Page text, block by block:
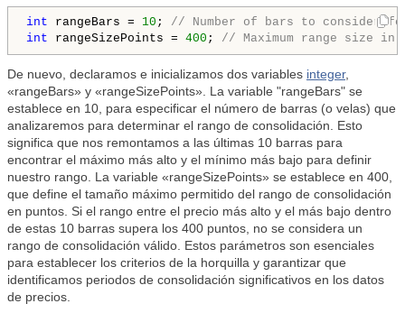
int rangeBars = 10 ; // Number of bars to consider
int rangeSizePoints = 400 ; // Maximum range size in
De nuevo, declaramos e inicializamos dos variables integer,
«rangeBars» y «rangeSizePoints». La variable "rangeBars" se
establece en 10, para especificar el número de barras (o velas) que
analizaremos para determinar el rango de consolidación. Esto
significa que nos remontamos a las últimas 10 barras para
encontrar el máximo más alto y el mínimo más bajo para definir
nuestro rango. La variable «rangeSizePoints» se establece en 400,
que define el tamaño máximo permitido del rango de consolidación
en puntos. Si el rango entre el precio más alto y el más bajo dentro
de estas 10 barras supera los 400 puntos, no se considera un
rango de consolidación válido. Estos parámetros son esenciales
para establecer los criterios de la horquilla y garantizar que
identificamos periodos de consolidación significativos en los datos
de precios.